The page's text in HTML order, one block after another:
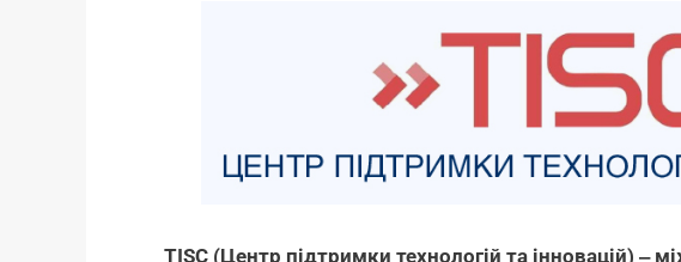
TISC (Центр підтримки технологій та інновацій) ‒